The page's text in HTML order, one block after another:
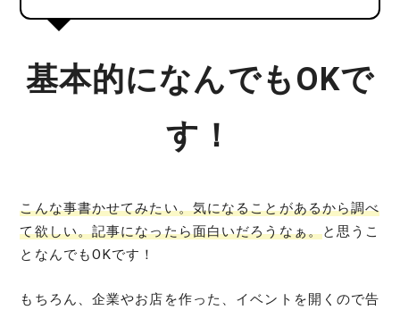
基本的になんでもOKで
す！
こんな事書かせてみたい。気になることがあるから調べ
て欲しい。記事になったら面白いだろうなぁ。と思うこ
となんでもOKです！
もちろん、企業やお店を作った、イベントを開くので告